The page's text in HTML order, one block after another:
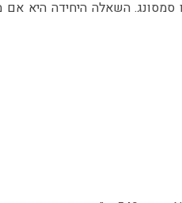
השאלה היחידה היא אם